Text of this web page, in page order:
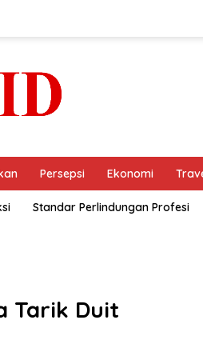
Persepsi Ekonomi
Standar Perlindungan Profesi
Tarik Duit